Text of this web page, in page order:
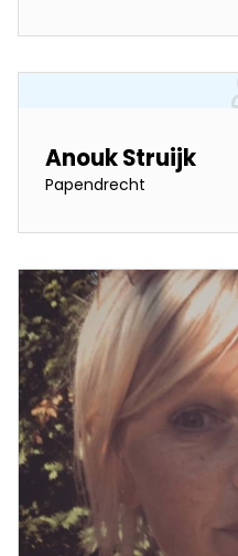
Anouk Struijk
Papendrecht